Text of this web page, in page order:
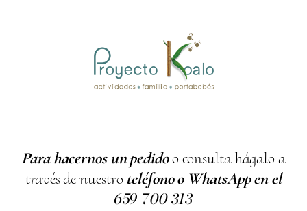
Para hacernos un pedidoo consulta hágalo a
través de nuestro teléfono o WhatsApp en el
659 700313